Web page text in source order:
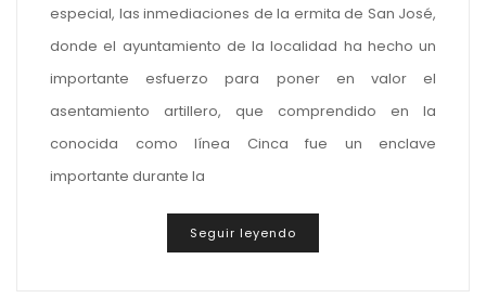
especial, las inmediaciones de la ermita de San José,
donde el ayuntamiento de la localidad ha hecho un
importante esfuerzo para poner en valor el
asentamiento artillero, que comprendido en la
conocida como línea Cinca fue un enclave
importante durante la
Seguir leyendo